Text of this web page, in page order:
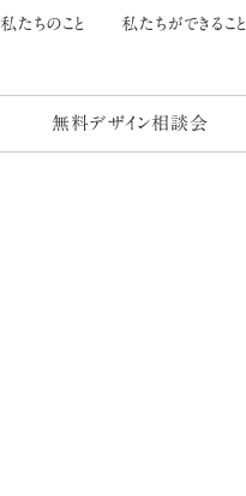
私たちのこと 私たちができること
無料デザイン相談会